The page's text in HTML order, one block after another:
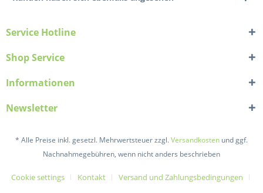
Service Hotline
Shop Service
Informationen
Newsletter
* Alle Preise inkl. gesetzl. Mehrwertsteuer zzgl.Versandkosten und ggf.
Nachnahmegebühren, wenn nicht anders beschrieben
Cookie settings Kontakt
Versand und Zahlungsbedingungen